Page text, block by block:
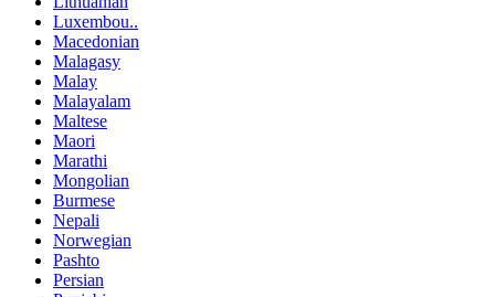
Luxembou..
Macedonian
Malagasy
Malay
Malayalam
Maltese
Maori
Marathi
Mongolian
Burmese
Nepali
Norwegian
Pashto
Persian